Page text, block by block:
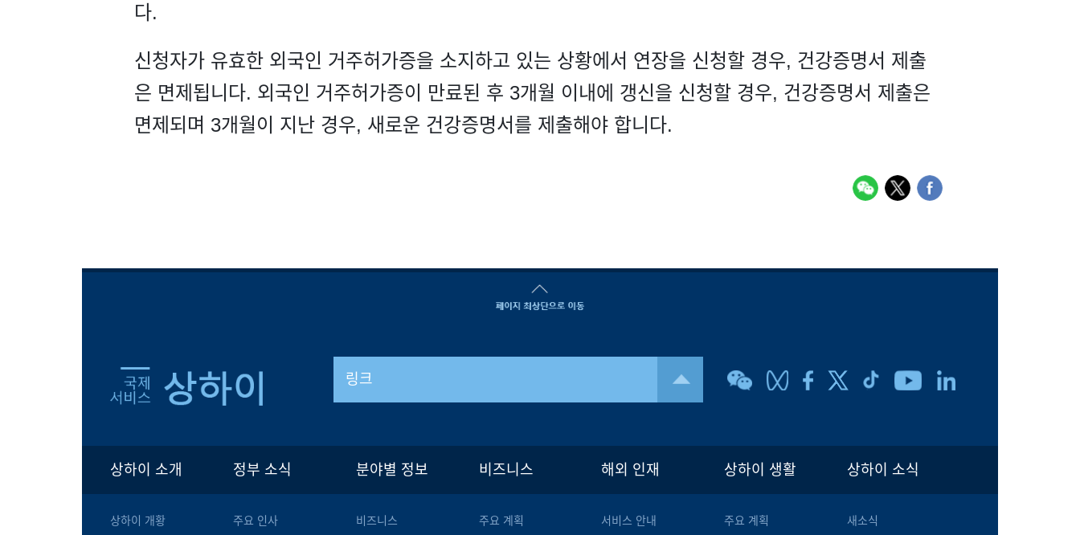
다.
신청자가 유효한 외국인 거주허가증을 소지하고 있는 상황에서 연장을 신청할 경우, 건강증명서 제출
은 면제됩니다. 외국인 거주허가증이 만료된 후 3개월 이내에 갱신을 신청할 경우, 건강증명서 제출은
면제되며 3개월이 지난 경우, 새로운 건강증명서를 제출해야 합니다.
링크
상하이 소개
상하이 개황
정부 소식
주요 인사
분야별 정보
비즈니스
비즈니스
주요 계획
해외 인재
서비스 안내
상하이 생활
주요 계획
상하이 소식
새소식